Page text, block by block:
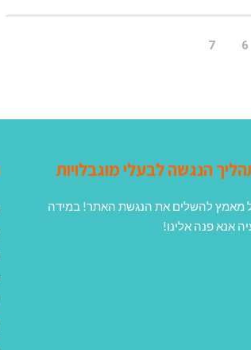
6
7
הנגשה לבעלי מוגבלויות
מאמץ להשלים את הנגשת האתר! במידה
אנא פנה אלינו!